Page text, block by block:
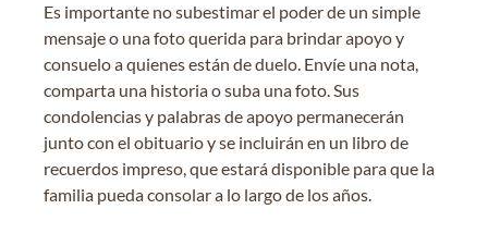
Es importante no subestimar el poder de un simple
mensaje o una foto querida para brindar apoyo y
consuelo a quienes están de duelo. Envíe una nota,
comparta una historia o suba una foto. Sus
condolencias y palabras de apoyo permanecerán
junto con el obituario y se incluirán en un libro de
recuerdos impreso, que estará disponible para que la
familia pueda consolar a lo largo de los años.